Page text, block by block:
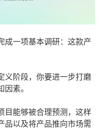
成一项基本调研：这款产
义阶段，你要进一步打磨
素。
目能够被合理预测，这样
品以及将产品推向市场需